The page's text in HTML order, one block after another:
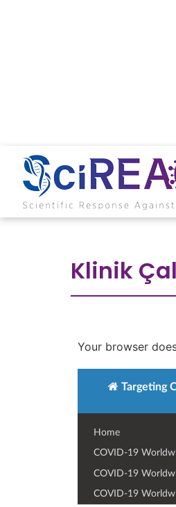
Klinik
Your browser